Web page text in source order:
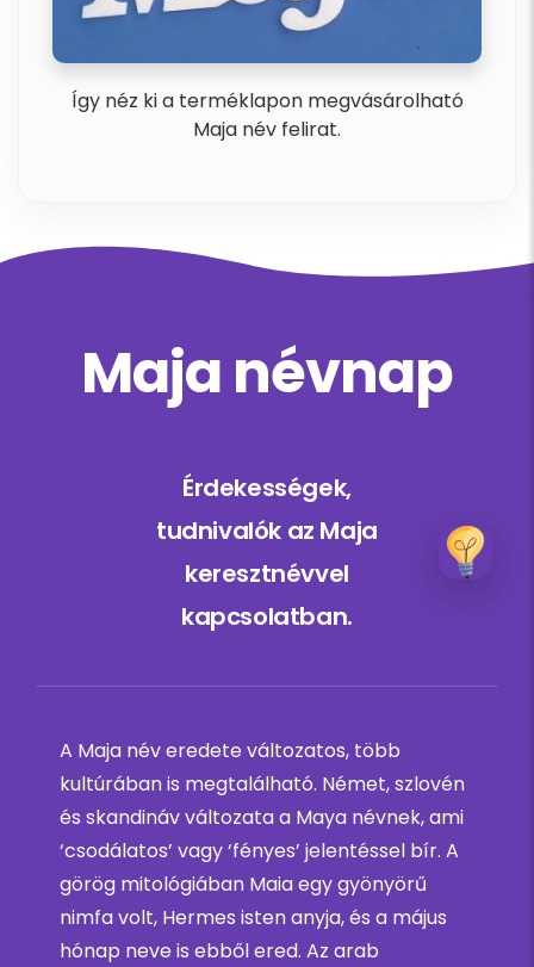
Így néz ki a terméklapon megvásárolható
Maja név felirat.
Maja névnap
Érdekességek,
tudnivalók az Maja
keresztnévvel
kapcsolatban.
A Maja név eredete változatos, több
kultúrában is megtalálható. Német, szlovén
és skandináv változata a Maya névnek, ami
‘csodálatos’ vagy ‘fényes’ jelentéssel bír. A
görög mitológiában Maia egy gyönyörű
nimfa volt, Hermes isten anyja, és a május
hónap neve is ebből ered. Az arab